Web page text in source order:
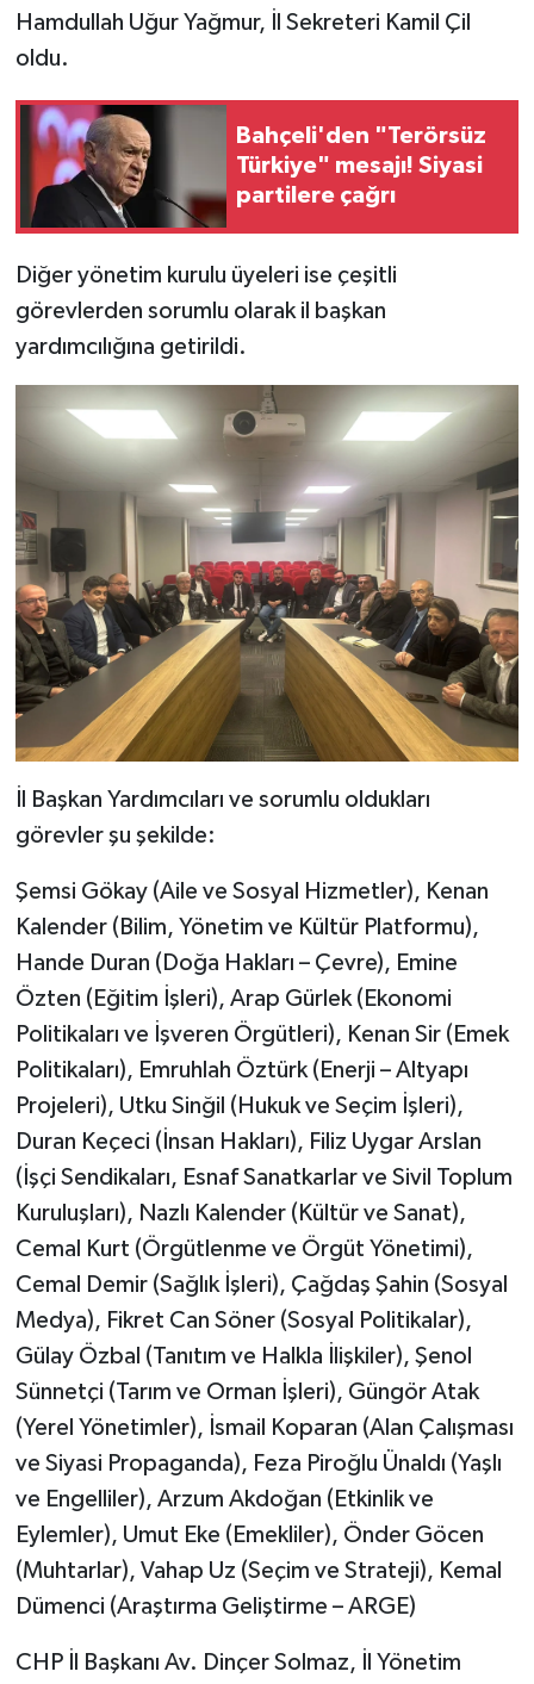
Hamdullah Uğur Yağmur, İl Sekreteri Kamil Çil
oldu.
Bahçeli'den "Terörsüz
Türkiye" mesajı! Siyasi
partilere çağrı
Diğer yönetim kurulu üyeleri ise çeşitli
görevlerden sorumlu olarak il başkan
yardımcılığına getirildi.
İl Başkan Yardımcıları ve sorumlu oldukları
görevler şu şekilde:
Şemsi Gökay (Aile ve Sosyal Hizmetler), Kenan
Kalender (Bilim, Yönetim ve Kültür Platformu),
Hande Duran (Doğa Hakları – Çevre), Emine
Özten (Eğitim İşleri), Arap Gürlek (Ekonomi
Politikaları ve İşveren Örgütleri), Kenan Sir (Emek
Politikaları), Emruhlah Öztürk (Enerji – Altyapı
Projeleri), Utku Sinğil (Hukuk ve Seçim İşleri),
Duran Keçeci (İnsan Hakları), Filiz Uygar Arslan
(İşçi Sendikaları, Esnaf Sanatkarlar ve Sivil Toplum
Kuruluşları), Nazlı Kalender (Kültür ve Sanat),
Cemal Kurt (Örgütlenme ve Örgüt Yönetimi),
Cemal Demir (Sağlık İşleri), Çağdaş Şahin (Sosyal
Medya), Fikret Can Söner (Sosyal Politikalar),
Gülay Özbal (Tanıtım ve Halkla İlişkiler), Şenol
Sünnetçi (Tarım ve Orman İşleri), Güngör Atak
(Yerel Yönetimler), İsmail Koparan (Alan Çalışması
ve Siyasi Propaganda), Feza Piroğlu Ünaldı (Yaşlı
ve Engelliler), Arzum Akdoğan (Etkinlik ve
Eylemler), Umut Eke (Emekliler), Önder Göcen
(Muhtarlar), Vahap Uz (Seçim ve Strateji), Kemal
Dümenci (Araştırma Geliştirme – ARGE)
CHP İl Başkanı Av. Dinçer Solmaz, İl Yönetim